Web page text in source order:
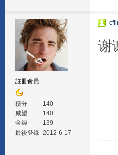
註冊會員
積分
140
威望
140
金錢
139
最後登錄 2012-6-17
谢